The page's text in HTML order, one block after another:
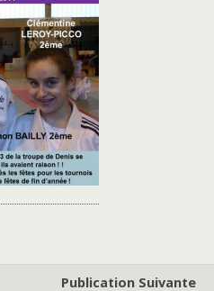
Publication Suivante